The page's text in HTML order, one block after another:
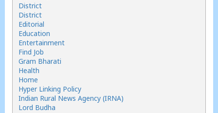
District
District
Editorial
Education
Entertainment
Find Job
Gram Bharati
Health
Home
Hyper Linking Policy
Indian Rural News Agency (IRNA)
Lord Budha